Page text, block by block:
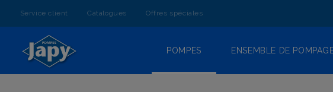
AU
Service client Catalogues Offres spéciales
POMPES ENSEMBLE DE